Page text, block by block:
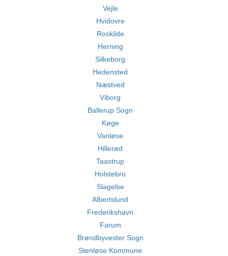
Vejle
Hvidovre
Roskilde
Herning
Silkeborg
Hedensted
Næstved
Viborg
Ballerup Sogn
Køge
Vanløse
Hillerød
Taastrup
Holstebro
Slagelse
Albertslund
Frederikshavn
Farum
Brøndbyvester Sogn
Stenløse Kommune